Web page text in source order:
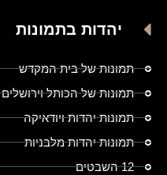
יהדות בתמונות
תמונות של בית המקדש
תמונות של הכותל וירושלים
תמונות יהדות ויודאיקה
תמונות יהדות מלבניות
12 השבטים